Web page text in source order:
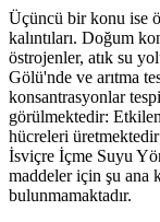
Üçüncü bir konu ise
kalıntıları. Doğum
östrojenler, atık su
Gölü'nde ve arıtma
konsantrasyonlar
görülmektedir:
hücreleri
İsviçre İçme Suyu
maddeler için şu ana
bulunmamaktadır.